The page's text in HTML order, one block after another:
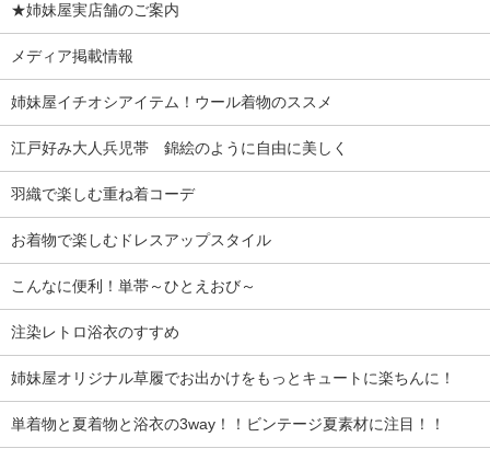
★姉妹屋実店舗のご案内
メディア掲載情報
姉妹屋イチオシアイテム！ウール着物のススメ
江戸好み大人兵児帯 錦絵のように自由に美しく
羽織で楽しむ重ね着コーデ
お着物で楽しむドレスアップスタイル
こんなに便利！単帯～ひとえおび～
注染レトロ浴衣のすすめ
姉妹屋オリジナル草履でお出かけをもっとキュートに楽ちんに！
単着物と夏着物と浴衣の3way！！ビンテージ夏素材に注目！！